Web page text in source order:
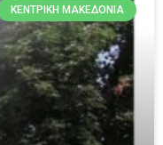
ΚΕΝΤΡΙΚΉ ΜΑΚΕΔΟΝΊΑ